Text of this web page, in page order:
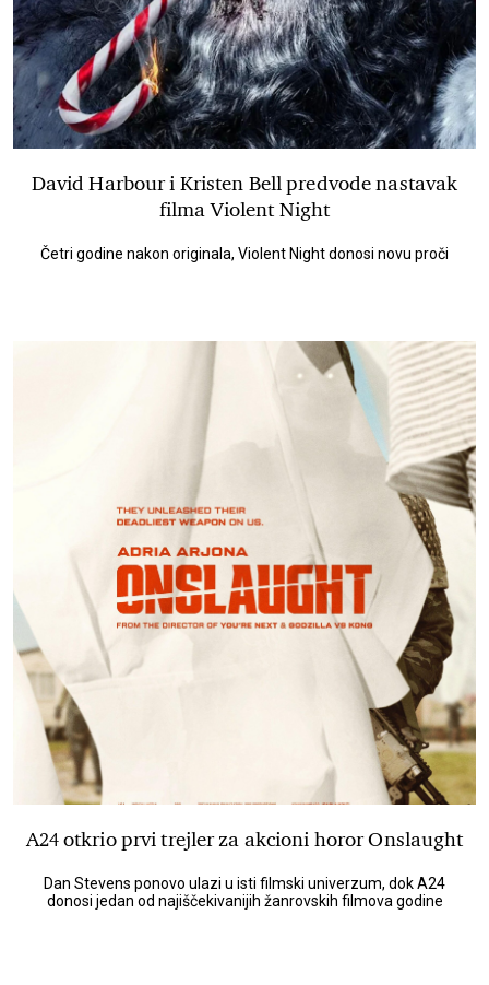
David Harbour i Kristen Bell predvode nastavak
filma Violent Night
Četri godine nakon originala, Violent Night donosi novu proči
A24 otkrio prvi trejler za akcioni horor Onslaught
Dan Stevens ponovo ulazi u isti filmski univerzum, dok A24
donosi jedan od najiščekivanijih žanrovskih filmova godine